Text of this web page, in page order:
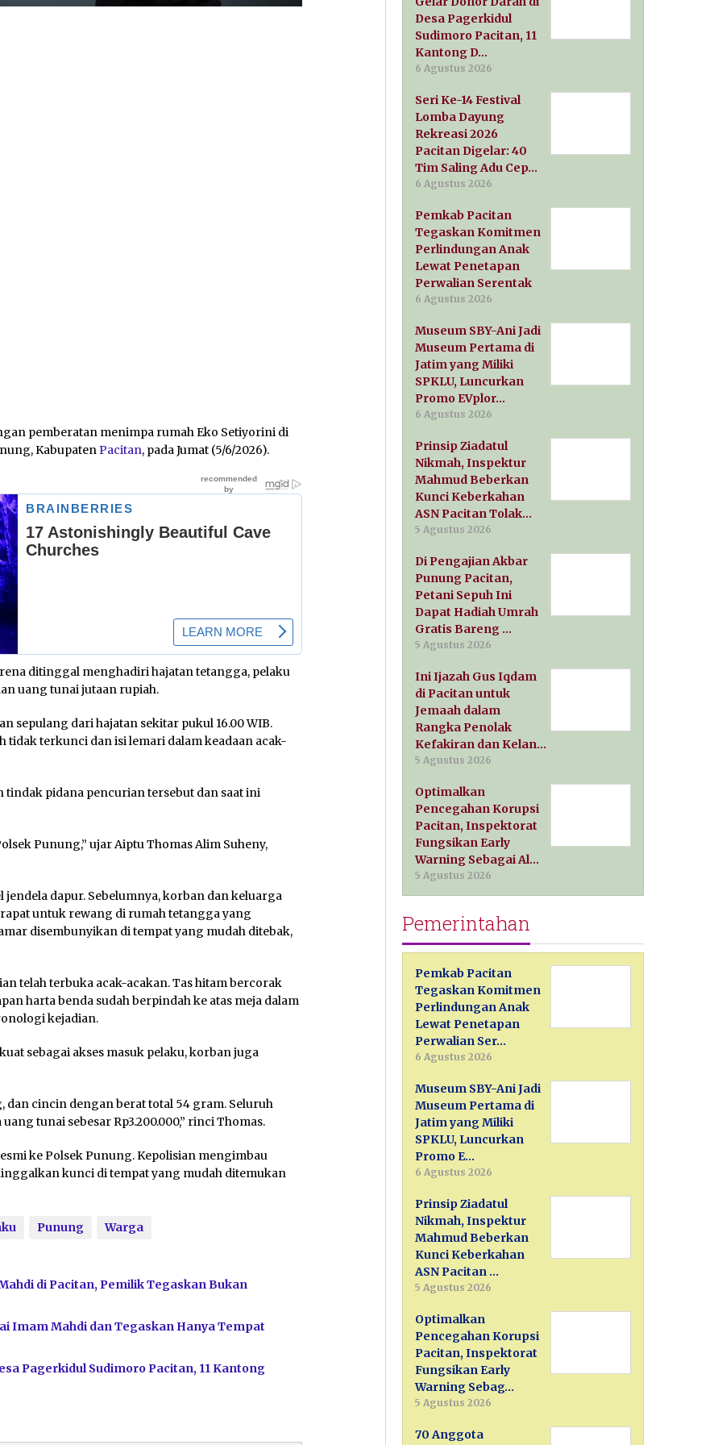
pemberatan menimpa rumah Eko Setiyorini di
KabupatenPacitan, pada Jumat (5/6/2026).
ditinggal menghadiri hajatan tetangga, pelaku
uang tunai jutaan rupiah.
sepulang dari hajatan sekitar pukul 16.00 WIB.
terkunci dan isi lemari dalam keadaan acak-
pidana pencurian tersebut dan saat ini
Punung,” ujar Aiptu Thomas Alim Suheny,
dapur. Sebelumnya, korban dan keluarga
untuk rewang di rumah tetangga yang
disembunyikan di tempat yang mudah ditebak,
telah terbuka acak-acakan. Tas hitam bercorak
harta benda sudah berpindah ke atas meja dalam
kejadian.
sebagai akses masuk pelaku, korban juga
dan cincin dengan berat total 54 gram. Seluruh
tunai sebesar Rp3.200.000,” rinci Thomas.
ke Polsek Punung. Kepolisian mengimbau
kunci di tempat yang mudah ditemukan
Punung Warga
di Pacitan, Pemilik Tegaskan Bukan
Imam Mahdi dan Tegaskan Hanya Tempat
Pagerkidul Sudimoro Pacitan, 11 Kantong
Desa Pagerkidul
Sudimoro Pacitan, 11
Kantong D…
6 Agustus 2026
Seri Ke-14 Festival
Lomba Dayung
Rekreasi 2026
Pacitan Digelar: 40
Tim Saling Adu Cep…
6 Agustus 2026
Pemkab Pacitan
Tegaskan Komitmen
Perlindungan Anak
Lewat Penetapan
Perwalian Serentak
6 Agustus 2026
Museum SBY-Ani Jadi
Museum Pertama di
Jatim yang Miliki
SPKLU, Luncurkan
Promo EVplor…
6 Agustus 2026
Prinsip Ziadatul
Nikmah, Inspektur
Mahmud Beberkan
Kunci Keberkahan
ASN Pacitan Tolak…
5 Agustus 2026
Di Pengajian Akbar
Punung Pacitan,
Petani Sepuh Ini
Dapat Hadiah Umrah
Gratis Bareng …
5 Agustus 2026
Ini Ijazah Gus Iqdam
di Pacitan untuk
Jemaah dalam
Rangka Penolak
Kefakiran dan Kelan…
5 Agustus 2026
Optimalkan
Pencegahan Korupsi
Pacitan, Inspektorat
Fungsikan Early
Warning Sebagai Al…
5 Agustus 2026
Pemerintahan
Pemkab Pacitan
Tegaskan Komitmen
Perlindungan Anak
Lewat Penetapan
Perwalian Ser…
6 Agustus 2026
Museum SBY-Ani Jadi
Museum Pertama di
Jatim yang Miliki
SPKLU, Luncurkan
Promo E…
6 Agustus 2026
Prinsip Ziadatul
Nikmah, Inspektur
Mahmud Beberkan
Kunci Keberkahan
ASN Pacitan …
5 Agustus 2026
Optimalkan
Pencegahan Korupsi
Pacitan, Inspektorat
Fungsikan Early
Warning Sebag…
5 Agustus 2026
70 Anggota